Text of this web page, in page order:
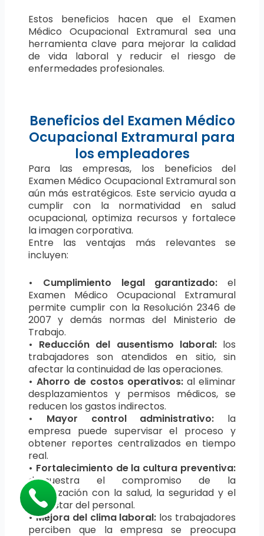
Estos beneficios hacen que el Examen
Médico Ocupacional Extramural sea una
herramienta clave para mejorar la calidad
de vida laboral y reducir el riesgo de
enfermedades profesionales.
Beneficios del Examen Médico
Ocupacional Extramural para
los empleadores
Para las empresas, los beneficios del
Examen Médico Ocupacional Extramural son
aún más estratégicos. Este servicio ayuda a
cumplir con la normatividad en salud
ocupacional, optimiza recursos y fortalece
la imagen corporativa.
Entre las ventajas más relevantes se
incluyen:
• Cumplimiento legal garantizado: el
Examen Médico Ocupacional Extramural
permite cumplir con la Resolución 2346 de
2007 y demás normas del Ministerio de
Trabajo.
• Reducción del ausentismo laboral: los
trabajadores son atendidos en sitio, sin
afectar la continuidad de las operaciones.
• Ahorro de costos operativos:al eliminar
desplazamientos y permisos médicos, se
reducen los gastos indirectos.
• Mayor control administrativo: la
empresa puede supervisar el proceso y
obtener reportes centralizados en tiempo
real.
• Fortalecimiento de la cultura preventiva:
demuestra el compromiso de la
organización con la salud, la seguridad y el
bienestar del personal.
• Mejora del clima laboral: los trabajadores
perciben que la empresa se preocupa